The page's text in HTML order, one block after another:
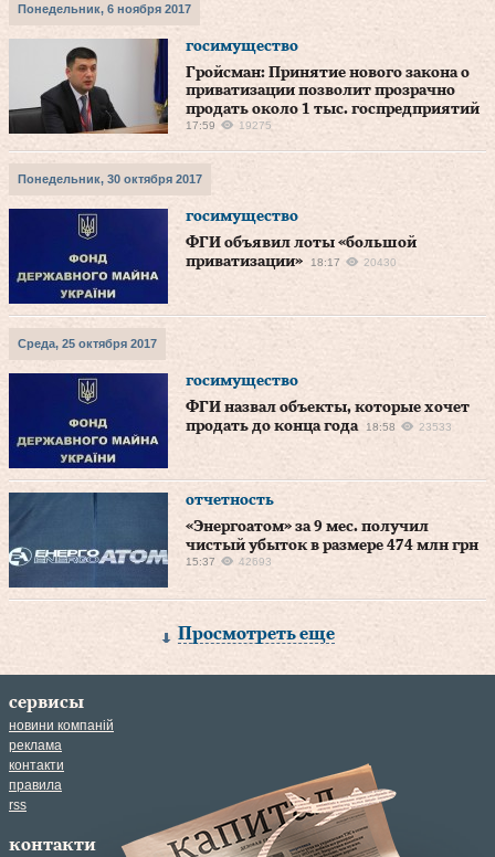
Понедельник, 6 ноября 2017
госимущество
Гройсман: Принятие нового закона о
приватизации позволит прозрачно
продать около 1 тыс. госпредприятий
17:59 19275
Понедельник, 30 октября 2017
госимущество
ФГИ объявил лоты «большой
приватизации»
18:17 20430
Среда, 25 октября 2017
госимущество
ФГИ назвал объекты, которые хочет
продать до конца года
18:58 23533
отчетность
«Энергоатом» за 9 мес. получил
чистый убыток в размере 474 млн грн
15:37 42693
Просмотреть еще
сервисы
новини компаній
реклама
контакти
правила
rss
контакти